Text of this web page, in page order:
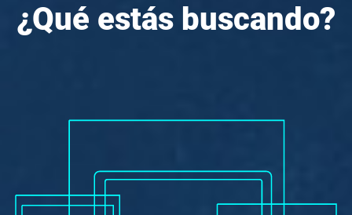
¿Qué estás buscando?